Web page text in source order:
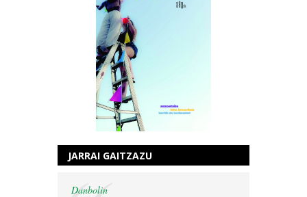
JARRAI GAITZAZU
Danbolin